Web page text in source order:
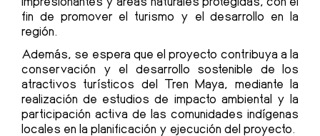
fin de promover el turismo y el desarrollo en la
región.
Además, se espera que el proyecto contribuya a la
conservación y el desarrollo sostenible de los
atractivos turísticos del Tren Maya, mediante la
realización de estudios de impacto ambiental y la
participación activa de las comunidades indígenas
locales en la planificación y ejecución del proyecto.